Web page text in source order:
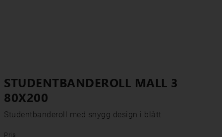
STUDENTBANDEROLL MALL 3
80X200
Studentbanderoll med snygg design i blått
Pris